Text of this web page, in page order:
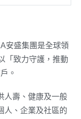
安盛集團是全球領
「致力守護，推動
。
人壽、健康及一般
人、企業及社區的